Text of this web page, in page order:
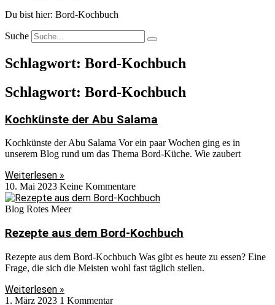
Du bist hier: Bord-Kochbuch
Suche
Schlagwort: Bord-Kochbuch
Schlagwort: Bord-Kochbuch
Kochkünste der Abu Salama
Kochkünste der Abu Salama Vor ein paar Wochen ging es in
unserem Blog rund um das Thema Bord-Küche. Wie zaubert
Weiterlesen »
10. Mai 2023 Keine Kommentare
Blog Rotes Meer
Rezepte aus dem Bord-Kochbuch
Rezepte aus dem Bord-Kochbuch Was gibt es heute zu essen? Eine
Frage, die sich die Meisten wohl fast täglich stellen.
Weiterlesen »
1. März 2023 1 Kommentar